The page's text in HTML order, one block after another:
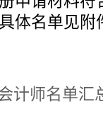
体名单见附
计师名单汇